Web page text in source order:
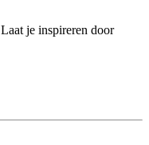
je inspireren door